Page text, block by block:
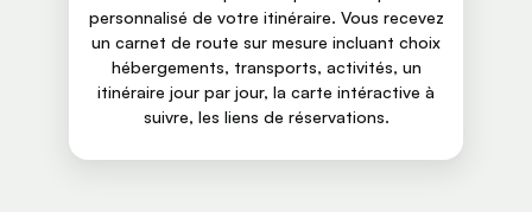
personnalisé de votre itinéraire. Vous recevez
un carnet de route sur mesure incluant choix
hébergements, transports, activités, un
itinéraire jour par jour, la carte intéractive à
suivre, les liens de réservations.